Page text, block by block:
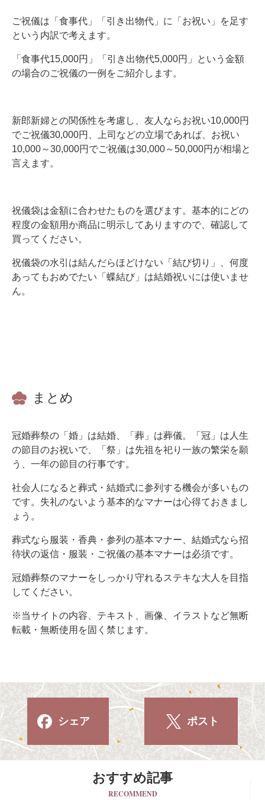
ご祝儀は「食事代」「引き出物代」に「お祝い」を足す
という内訳で考えます。
「食事代15,000円」「引き出物代5,000円」という金額
の場合のご祝儀の一例をご紹介します。
新郎新婦との関係性を考慮し、友人ならお祝い10,000円
でご祝儀30,000円、上司などの立場であれば、お祝い
10,000～30,000円でご祝儀は30,000～50,000円が相場と
言えます。
祝儀袋は金額に合わせたものを選びます。基本的にどの
程度の金額用か商品に明示してありますので、確認して
買ってください。
祝儀袋の水引は結んだらほどけない「結び切り」、何度
あってもおめでたい「蝶結び」は結婚祝いには使いませ
ん。
まとめ
冠婚葬祭の「婚」は結婚、「葬」は葬儀。「冠」は人生
の節目のお祝いで、「祭」は先祖を祀り一族の繁栄を願
う、一年の節目の行事です。
社会人になると葬式・結婚式に参列する機会が多いもの
です。失礼のないよう基本的なマナーは心得ておきまし
ょう。
葬式なら服装・香典・参列の基本マナー、結婚式なら招
待状の返信・服装・ご祝儀の基本マナーは必須です。
冠婚葬祭のマナーをしっかり守れるステキな大人を目指
してください。
※当サイトの内容、テキスト、画像、イラストなど無断
転載・無断使用を固く禁じます。
シェア ポスト
おすすめ記事
RECOMMEND